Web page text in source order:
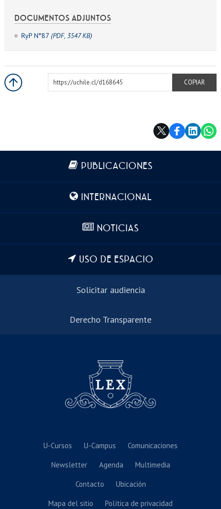
DOCUMENTOS ADJUNTOS
RyP N°87 (PDF, 3547 KB)
https://uchile.cl/d168645
COPIAR
Más información
PUBLICACIONES
INTERNACIONAL
NOTICIAS
USO DE ESPACIO
Solicitar audiencia
Derecho Transparente
U-Cursos U-Campus Comunicaciones
Newsletter Agenda Multimedia
Contacto Ubicación
Mapa del sitio Política de privacidad